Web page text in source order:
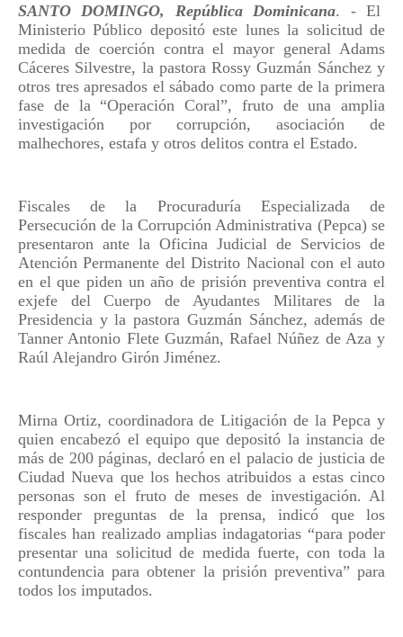
SANTO DOMINGO, República Dominicana. - El
Ministerio Público depositó este lunes la solicitud de
medida de coerción contra el mayor general Adams
Cáceres Silvestre, la pastora Rossy Guzmán Sánchez y
otros tres apresados el sábado como parte de la primera
fase de la “Operación Coral”, fruto de una amplia
investigación por corrupción, asociación de
malhechores, estafa y otros delitos contra el Estado.
Fiscales de la Procuraduría Especializada de
Persecución de la Corrupción Administrativa (Pepca) se
presentaron ante la Oficina Judicial de Servicios de
Atención Permanente del Distrito Nacional con el auto
en el que piden un año de prisión preventiva contra el
exjefe del Cuerpo de Ayudantes Militares de la
Presidencia y la pastora Guzmán Sánchez, además de
Tanner Antonio Flete Guzmán, Rafael Núñez de Aza y
Raúl Alejandro Girón Jiménez.
Mirna Ortiz, coordinadora de Litigación de la Pepca y
quien encabezó el equipo que depositó la instancia de
más de 200 páginas, declaró en el palacio de justicia de
Ciudad Nueva que los hechos atribuidos a estas cinco
personas son el fruto de meses de investigación. Al
responder preguntas de la prensa, indicó que los
fiscales han realizado amplias indagatorias “para poder
presentar una solicitud de medida fuerte, con toda la
contundencia para obtener la prisión preventiva” para
todos los imputados.